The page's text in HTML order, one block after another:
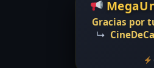
Gracias por
↳